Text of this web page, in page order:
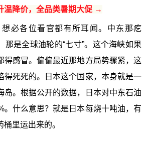
温降价，全品类暑期大促 →
必各位看官都有所耳闻。中东那疙
那是全球油轮的“七寸”。这个海峡如果
得感冒。偏偏最近那地方局势骤紧，这
得死死的。日本这个国家，本身就是一
岛。根据公开的数据，日本对中东石油
。什么意思？就是日本每烧十吨油，有
里运出来的。